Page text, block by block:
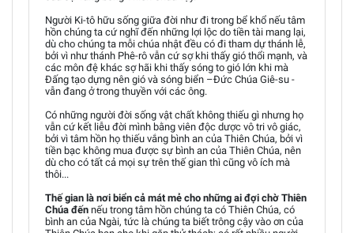
Người Ki-tô hữu sống giữa đời như đi trong bể khổ nếu tâm
hồn chúng ta cứ nghĩ đến những lợi lộc do tiền tài mang lại,
dù cho chúng ta mỗi chúa nhật đều có đi tham dự thánh lễ,
bởi vì như thánh Phê-rô vẫn cứ sợ khi thấy gió thổi mạnh, và
các môn đệ khác sợ hãi khi thấy sóng to gió lớn khi mà
Đấng tạo dựng nên gió và sóng biển –Đức Chúa Giê-su -
vẫn đang ở trong thuyền với các ông.
Có những người đời sống vật chất không thiếu gì nhưng họ
vẫn cứ kết liễu đời mình bằng viên độc dược vô tri vô giác,
bởi vì tâm hồn họ thiếu vắng bình an của Thiên Chúa, bởi vì
tiền bạc không mua được sự bình an của Thiên Chúa, nên
dù cho có tất cả mọi sự trên thế gian thì cũng vô ích mà
thôi...
Thế gian là nơi biển cả mát mẻ cho những ai đợi chờ Thiên
Chúa đến nếu trong tâm hồn chúng ta có Thiên Chúa, có
bình an của Ngài, tức là chúng ta biết trông cậy vào ơn của